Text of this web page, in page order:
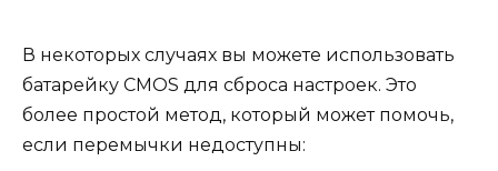
В некоторых случаях вы можете использовать
батарейку CMOS для сброса настроек. Это
более простой метод, который может помочь,
если перемычки недоступны: